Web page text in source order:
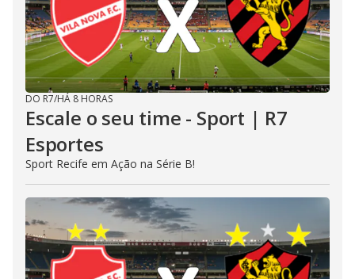
DO R7/HÁ 8 HORAS
Escale o seu time - Sport | R7
Esportes
Sport Recife em Ação na Série B!